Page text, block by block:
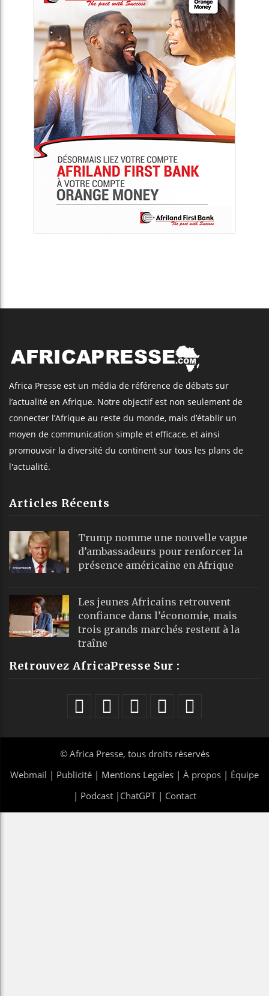
Africa Presse est un média de référence de débats sur
l’actualité en Afrique. Notre objectif est non seulement de
connecter l’Afrique au reste du monde, mais d’établir un
moyen de communication simple et efficace, et ainsi
promouvoir la diversité du continent sur tous les plans de
l'actualité.
Articles Récents
Trump nomme une nouvelle vague
d’ambassadeurs pour renforcer la
présence américaine en Afrique
Les jeunes Africains retrouvent
confiance dans l’économie, mais
trois grands marchés restent à la
traîne
Retrouvez AfricaPresse Sur :
© Africa Presse, tous droits réservés
Webmail | Publicité | Mentions Legales | À propos | Équipe
| Podcast| ChatGPT| Contact